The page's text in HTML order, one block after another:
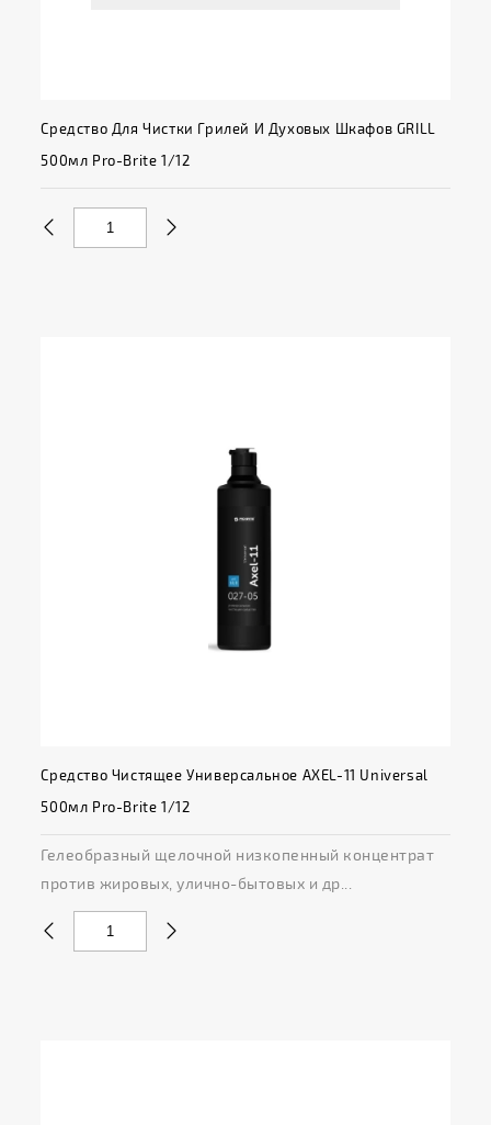
Средство Для Чистки Грилей И Духовых Шкафов GRILL
500мл Pro-Brite 1/12
Средство Чистящее Универсальное AXEL-11 Universal
500мл Pro-Brite 1/12
Гелеобразный щелочной низкопенный концентрат
против жировых, улично-бытовых и др...